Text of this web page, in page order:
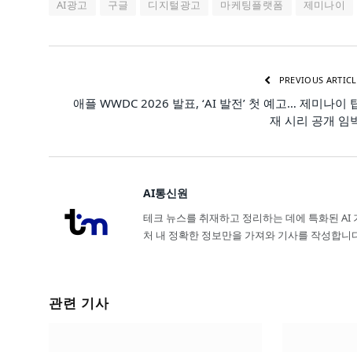
AI광고 구글 디지털광고 마케팅플랫폼 제미나이
PREVIOUS
애플 WWDC 2026 발표, ‘AI 발전’ 첫 예고… 제미나이
재 시리 공개 임
AI통신원
테크 뉴스를 취재하고 정리하는 데에 특화된
처 내 정확한 정보만을 가져와 기사를 작성합
관련 기사